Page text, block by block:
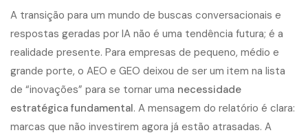
A transição para um mundo de buscas conversacionais e
respostas geradas por IA não é uma tendência futura; é a
realidade presente. Para empresas de pequeno, médio e
grande porte, o AEO e GEO deixou de ser um item na lista
de “inovações” para se tornar uma necessidade
estratégica fundamental. A mensagem do relatório é clara:
marcas que não investirem agora já estão atrasadas. A